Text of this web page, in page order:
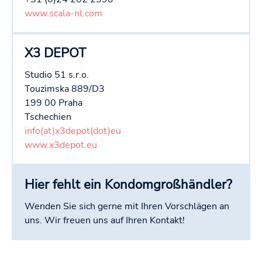
www.scala-nl.com
X3 DEPOT
Studio 51 s.r.o.
Touzimska 889/D3
199 00 Praha
Tschechien
info(at)x3depot(dot)eu
www.x3depot.eu
Hier fehlt ein Kondomgroßhändler?
Wenden Sie sich gerne mit Ihren Vorschlägen an
uns. Wir freuen uns auf Ihren Kontakt!